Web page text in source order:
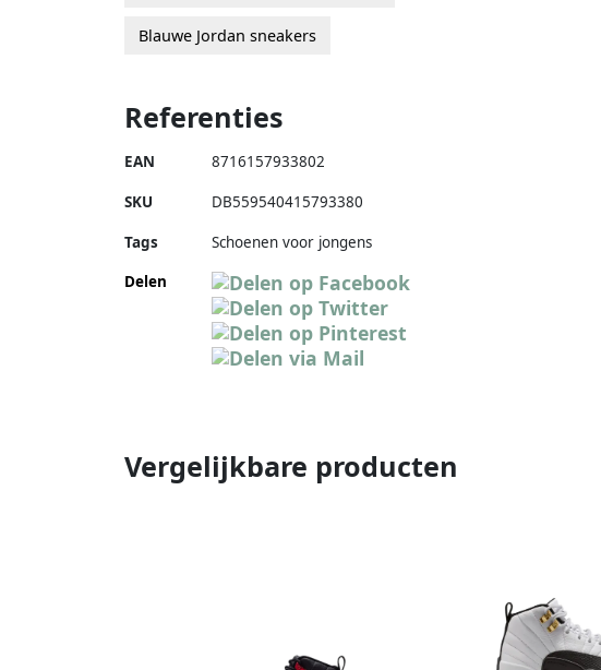
Blauwe Jordan sneakers
Referenties
EAN 8716157933802
SKU DB559540415793380
Tags
Schoenen voor jongens
Delen
Vergelijkbare producten